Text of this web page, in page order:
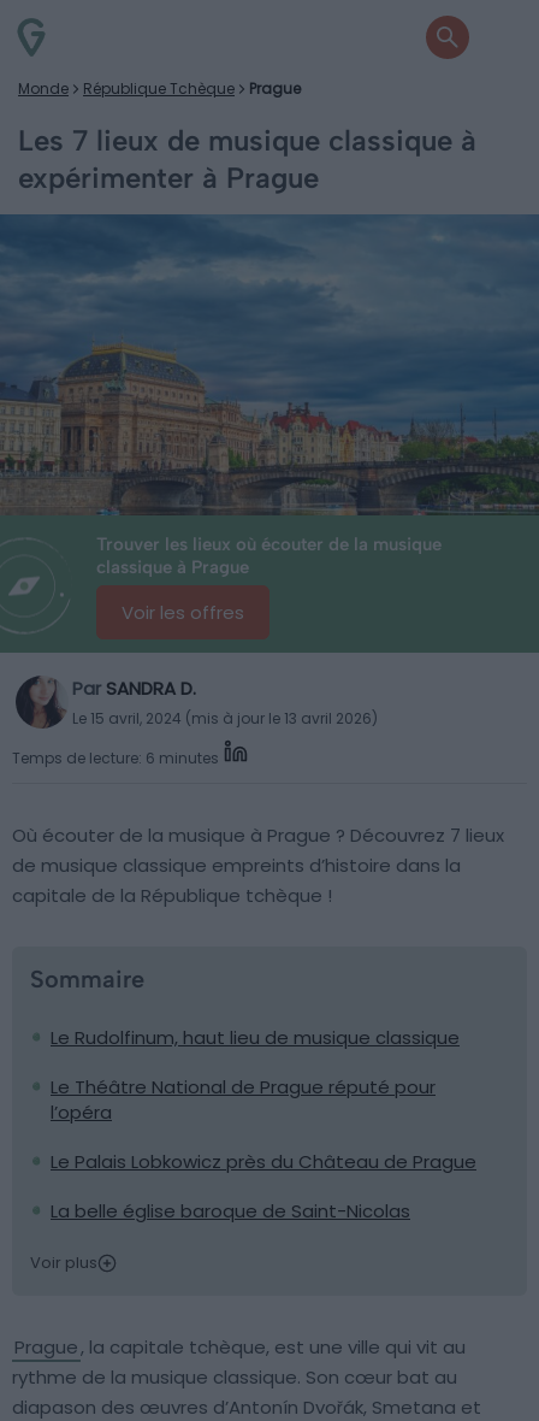
Monde République Tchèque Prague
Les 7 lieux de musique classique à
expérimenter à Prague
Trouver les lieux où écouter de la musique
classique à Prague
Voir les offres
Par SANDRA D.
Le 15 avril, 2024 (mis à jour le 13 avril 2026)
Temps de lecture: 6 minutes
Où écouter de la musique à Prague ? Découvrez 7 lieux
de musique classique empreints d’histoire dans la
capitale de la République tchèque !
Sommaire
Le Rudolfinum, haut lieu de musique classique
Le Théâtre National de Prague réputé pour
l’opéra
Le Palais Lobkowicz près du Château de Prague
La belle église baroque de Saint-Nicolas
Voir plus
Prague, la capitale tchèque, est une ville qui vit au
rythme de la musique classique. Son cœur bat au
diapason des œuvres d’Antonín Dvořák, Smetana et